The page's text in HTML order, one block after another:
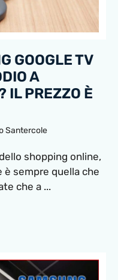
GOOGLE TV
A
IL PREZZO È
Santercole
shopping online,
è sempre quella che
che a ...